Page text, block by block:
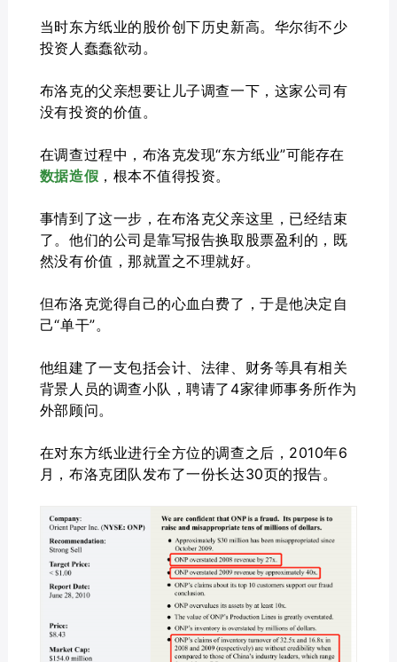
当时东方纸业的股价创下历史新高。华尔街不少
投资人蠢蠢欲动。
布洛克的父亲想要让儿子调查一下，这家公司有
没有投资的价值。
在调查过程中，布洛克发现“东方纸业”可能存在
数据造假 ，根本不值得投资。
事情到了这一步，在布洛克父亲这里，已经结束
了。他们的公司是靠写报告换取股票盈利的，既
然没有价值，那就置之不理就好。
但布洛克觉得自己的心血白费了，于是他决定自
己“单干”。
他组建了一支包括会计、法律、财务等具有相关
背景人员的调查小队，聘请了4家律师事务所作为
外部顾问。
在对东方纸业进行全方位的调查之后，2010年6
月，布洛克团队发布了一份长达30页的报告。